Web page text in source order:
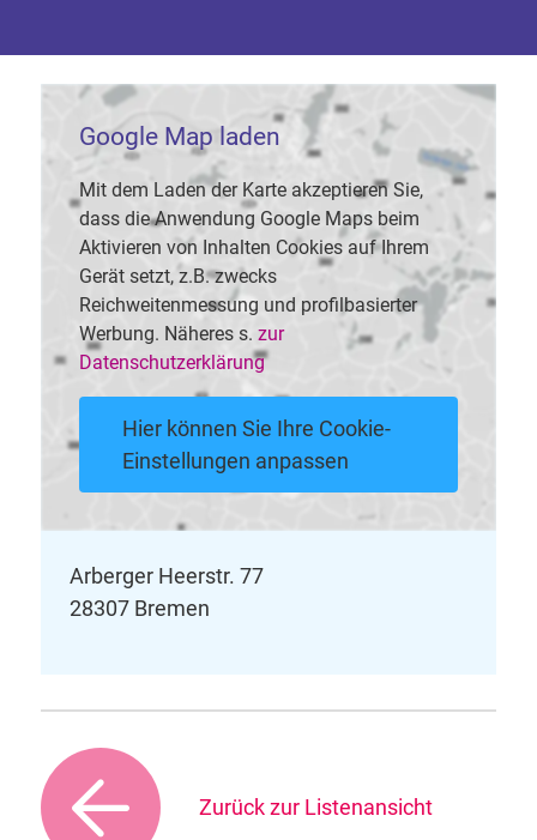
Google Map laden
Mit dem Laden der Karte akzeptieren Sie,
dass die Anwendung Google Maps beim
Aktivieren von Inhalten Cookies auf Ihrem
Gerät setzt, z.B. zwecks
Reichweitenmessung und profilbasierter
Werbung. Näheres s. zur
Datenschutzerklärung
Hier können Sie Ihre Cookie-
Einstellungen anpassen
Arberger Heerstr. 77
28307 Bremen
Zurück zur Listenansicht